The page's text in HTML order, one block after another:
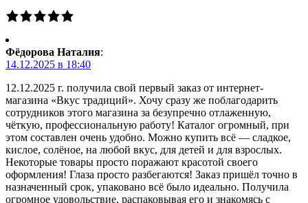
Фёдорова Наталия:
14.12.2025 в 18:40
12.12.2025 г. получила свой первый заказ от интернет-
магазина «Вкус традиций». Хочу сразу же поблагодарить
сотрудников этого магазина за безупречно отлаженную,
чёткую, профессиональную работу! Каталог огромный, при
этом составлен очень удобно. Можно купить всё — сладкое,
кислое, солёное, на любой вкус, для детей и для взрослых.
Некоторые товары просто поражают красотой своего
оформления! Глаза просто разбегаются! Заказ пришёл точно в
назначенный срок, упаковано всё было идеально. Получила
огромное удовольствие, распаковывая его и знакомясь с